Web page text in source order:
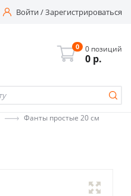
Войти/Зарегистрироваться
0 0 позиций
0 р.
Фанты простые 20 см